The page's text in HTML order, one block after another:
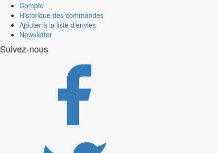
Compte
Historique des commandes
Ajouter à la liste d'envies
Newsletter
Suivez-nous